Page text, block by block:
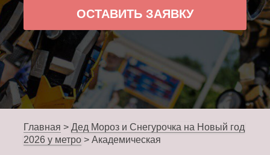
ОСТАВИТЬ ЗАЯВКУ
Главная > Дед Мороз и Снегурочка на Новый год
2026 у метро > Академическая